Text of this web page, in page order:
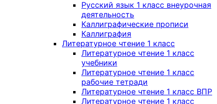
Русский язык 1 класс внеурочная
деятельность
Каллиграфические прописи
Каллиграфия
Литературное чтение 1 класс
Литературное чтение 1 класс
учебники
Литературное чтение 1 класс
рабочие тетради
Литературное чтение 1 класс ВПР
Литературное чтение 1 класс